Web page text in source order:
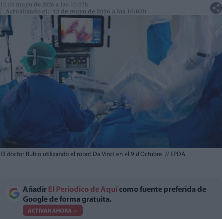
12 de mayo de 2026 a las 10:02h
Actualizado el: 12 de mayo de 2026 a las 10:02h
El doctor Rubio utilizando el robot Da Vinci en el 9 d'Octubre. // EPDA
Añadir El Periodico de Aquí como fuente preferida de
Google de forma gratuita.
ACTIVAR AHORA